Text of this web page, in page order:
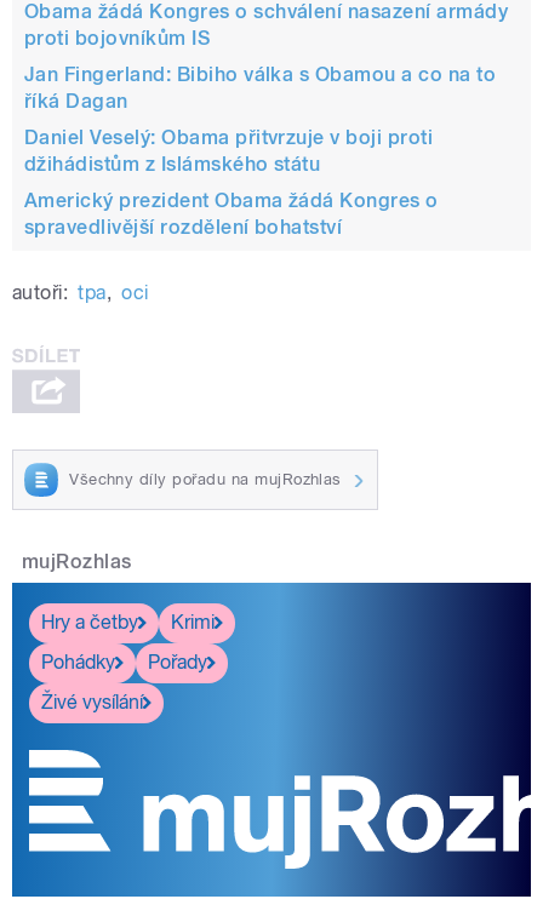
Obama žádá Kongres o schválení nasazení armády
proti bojovníkům IS
Jan Fingerland: Bibiho válka s Obamou a co na to
říká Dagan
Daniel Veselý: Obama přitvrzuje v boji proti
džihádistům z Islámského státu
Americký prezident Obama žádá Kongres o
spravedlivější rozdělení bohatství
autoři: tpa, oci
Všechny díly pořadu na mujRozhlas
mujRozhlas
Hry a četby
Krimi
Pohádky
Pořady
Živé vysílání